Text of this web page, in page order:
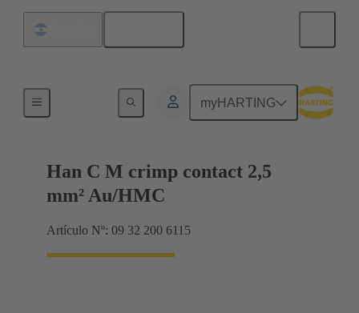
myHARTING
Han C M crimp contact 2,5
mm² Au/HMC
Artículo Nº: 09 32 200 6115